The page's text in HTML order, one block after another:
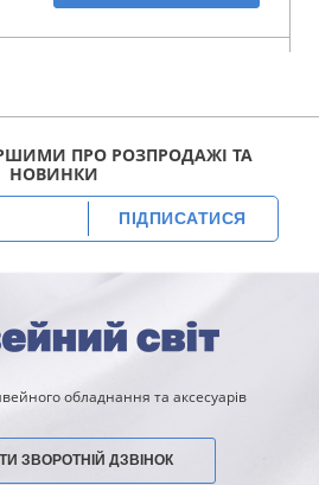
ПРО РОЗПРОДАЖІ ТА
НОВИНКИ
ПІДПИСАТИСЯ
обладнання та аксесуарів
ЗВОРОТНІЙ ДЗВІНОК